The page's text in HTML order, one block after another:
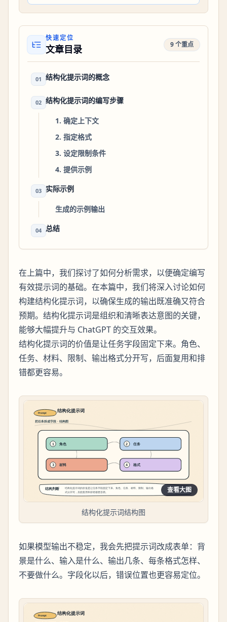
快速定位
文章目录 9 个重点
01 结构化提示词的概念
02 结构化提示词的编写步骤
1. 确定上下文
2. 指定格式
3. 设定限制条件
4. 提供示例
03 实际示例
生成的示例输出
04 总结
在上篇中，我们探讨了如何分析需求，以便确定编写
有效提示词的基础。在本篇中，我们将深入讨论如何
构建结构化提示词，以确保生成的输出既准确又符合
预期。结构化提示词是组织和清晰表达意图的关键，
能够大幅提升与 ChatGPT 的交互效果。
结构化提示词的价值是让任务字段固定下来。角色、
任务、材料、限制、输出格式分开写，后面复用和排
错都更容易。
查看大图
结构化提示词结构图
如果模型输出不稳定，我会先把提示词改成表单：背
景是什么、输入是什么、输出几条、每条格式怎样、
不要做什么。字段化以后，错误位置也更容易定位。